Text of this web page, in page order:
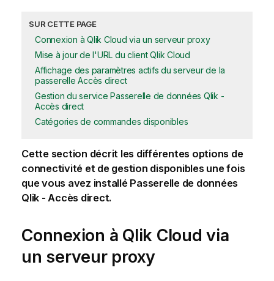
SUR CETTE PAGE
Connexion à Qlik Cloud via un serveur proxy
Mise à jour de l'URL du client Qlik Cloud
Affichage des paramètres actifs du serveur de la
passerelle Accès direct
Gestion du service Passerelle de données Qlik -
Accès direct
Catégories de commandes disponibles
Cette section décrit les différentes options de
connectivité et de gestion disponibles une fois
que vous avez installé Passerelle de données
Qlik - Accès direct.
Connexion à Qlik Cloud via
un serveur proxy